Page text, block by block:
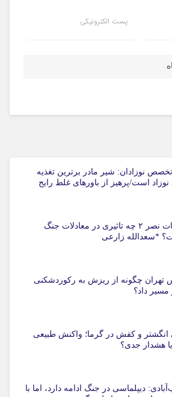
پست الکترونیکی
نوزادان: شیر مادر برترین تغذیه
نوزاد است/پرهیز از باورهای غلط رایج
عملیات نصر ۲ چه تاثیری در معادلات جنگ
*سعدالله زارعی
تهران چگونه از ریزش به رکوردشکنی
مسیر داد؟
انگشتر و کفش در گرما؛ واکنش طبیعی
هشدار جدی؟
دیپلماسی در جنگ ادامه دارد، اما با